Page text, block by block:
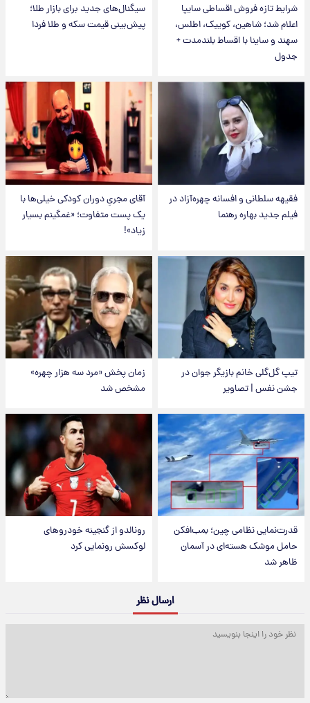
شرایط تازه فروش اقساطی سایپا
اعلام شد؛ شاهین، کوییک، اطلس،
سهند و ساینا با اقساط بلندمدت +
جدول
سیگنال‌های جدید برای بازار طلا؛
پیش‌بینی قیمت سکه و طلا فردا
فقیهه سلطانی و افسانه چهره‌آزاد در
فیلم جدید بهاره رهنما
آقای مجریِ دوران کودکی خیلی‌ها با
یک پست متفاوت؛ «غمگینم بسیار
زیاد»!
تیپ گل‌گلی خانم بازیگر جوان در
جشن نفس | تصاویر
زمان پخش «مرد سه هزار چهره»
مشخص شد
قدرت‌نمایی نظامی چین؛ بمب‌افکن
حامل موشک هسته‌ای در آسمان
ظاهر شد
رونالدو از گنجینه خودروهای
لوکسش رونمایی کرد
ارسال نظر